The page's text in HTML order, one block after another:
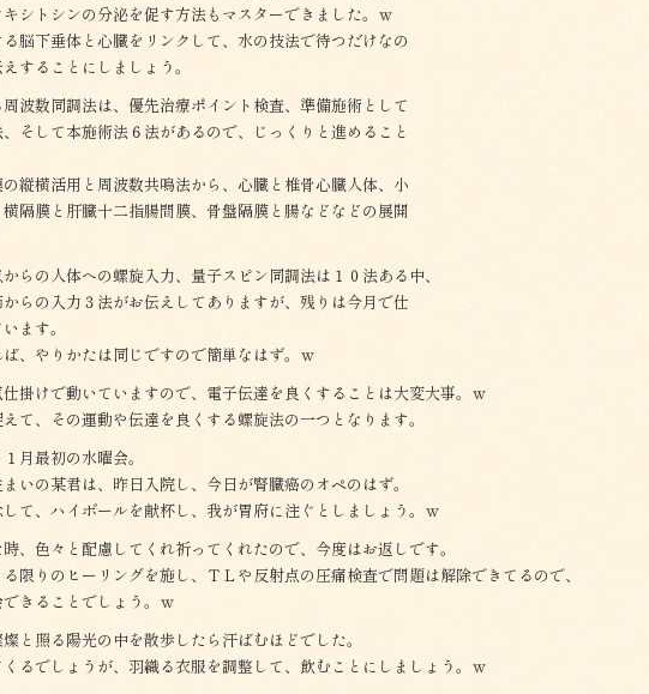
シトシンの分泌を促す方法もマスターできました。ｗ
脳下垂体と心臓をリンクして、水の技法で待つだけなの
することにしましょう。
波数同調法は、優先治療ポイント検査、準備施術として
そして本施術法６法があるので、じっくりと進めること
縦横活用と周波数共鳴法から、心臓と椎骨心臓人体、小
隔膜と肝臓十二指腸間膜、骨盤隔膜と腸などなどの展開
らの人体への螺旋入力、量子スピン同調法は１０法ある中、
らの入力３法がお伝えしてありますが、残りは今月で仕
ます。
、やりかたは同じですので簡単なはず。ｗ
掛けで動いていますので、電子伝達を良くすることは大変大事。ｗ
て、その運動や伝達を良くする螺旋法の一つとなります。
月最初の水曜会。
いの某君は、昨日入院し、今日が腎臓癌のオペのはず。
て、ハイボールを献杯し、我が胃府に注ぐとしましょう。ｗ
、色々と配慮してくれ祈ってくれたので、今度はお返しです。
限りのヒーリングを施し、ＴＬや反射点の圧痛検査で問題は解除できてるので、
きることでしょう。ｗ
と照る陽光の中を散歩したら汗ばむほどでした。
るでしょうが、羽織る衣服を調整して、飲むことにしましょう。ｗ